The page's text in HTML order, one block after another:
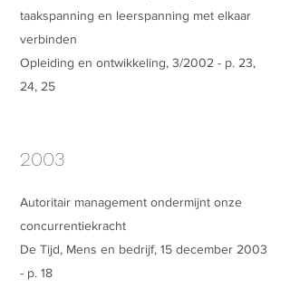
taakspanning en leerspanning met elkaar
verbinden
Opleiding en ontwikkeling, 3/2002 - p. 23,
24, 25
2003
Autoritair management ondermijnt onze
concurrentiekracht
De Tijd, Mens en bedrijf, 15 december 2003
- p. 18